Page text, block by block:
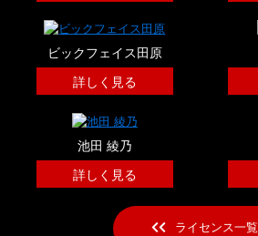
ビックフェイス田原
詳しく見る
池田 綾乃
詳しく見る
ライセンス一覧